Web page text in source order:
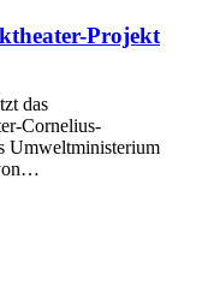
Projekt
das
Cornelius-
Umweltministerium